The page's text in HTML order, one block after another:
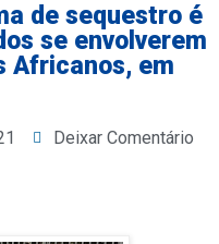
de sequestro é
se envolverem
Africanos, em
Deixar Comentário